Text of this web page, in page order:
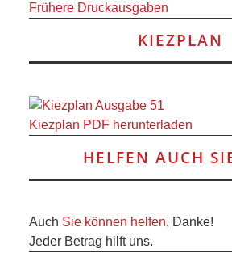
Frühere Druckausgaben
KIEZPLAN
Kiezplan PDF herunterladen
HELFEN AUCH
Auch Sie können helfen, Danke!
Jeder Betrag hilft uns.